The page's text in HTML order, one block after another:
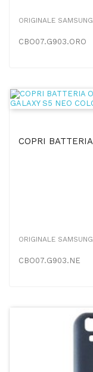
ORIGINALE SAMSUNG
CBO07.G903.ORO
ORIGINALE SAMSUNG
CBO07.G903.NE